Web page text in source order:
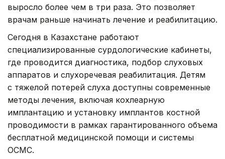
выросло более чем в три раза. Это позволяет
врачам раньше начинать лечение и реабилитацию.
Сегодня в Казахстане работают
специализированные сурдологические кабинеты,
где проводится диагностика, подбор слуховых
аппаратов и слухоречевая реабилитация. Детям
с тяжелой потерей слуха доступны современные
методы лечения, включая кохлеарную
имплантацию и установку имплантов костной
проводимости в рамках гарантированного объема
бесплатной медицинской помощи и системы
ОСМС.